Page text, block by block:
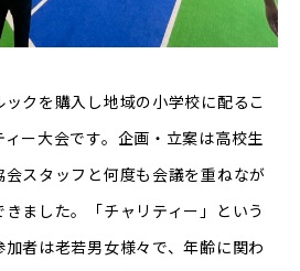
クを購入し地域の小学校に配るこ
ー大会です。企画・立案は高校生
スタッフと何度も会議を重ねなが
ました。「チャリティー」という
者は老若男女様々で、年齢に関わ